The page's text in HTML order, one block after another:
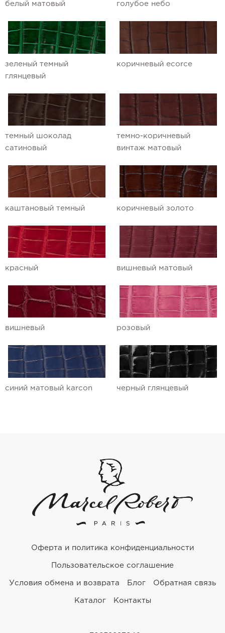
белый матовый голубое небо
зеленый темный
глянцевый
коричневый ecorce
темный шоколад
сатиновый
темно-коричневый
винтаж матовый
каштановый темный коричневый золото
красный вишневый матовый
вишневый розовый
синий матовый karcon черный глянцевый
Оферта и политика конфиденциальности
Пользовательское соглашение
Условия обмена и возврата Блог Обратная связь
Каталог Контакты